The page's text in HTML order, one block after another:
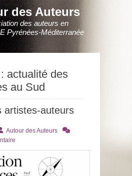
des Auteurs
des auteurs en
Pyrénées-Méditerranée
actualité des
au Sud
artistes-auteurs
Autour des Auteurs